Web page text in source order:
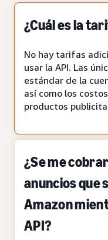
¿Cuál es la
No hay tarifas
usar la API. Las
estándar de la
así como los
productos
¿Se me
anuncios que
Amazon
API?